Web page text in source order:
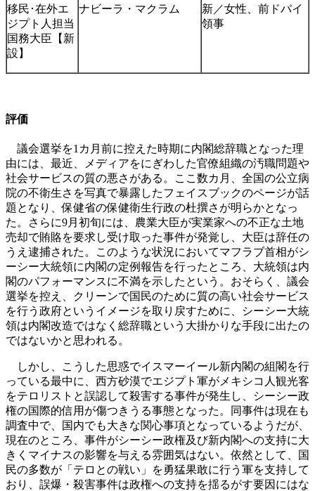
移民･在外エ
ジプト人担当
国務大臣【新
設】
ナビーラ・マクラム
新／女性、前ドバイ
領事
評価
議会選挙を1カ月前に控えた時期に内閣総辞職となった理
由には、最近、メディアをにぎわした官僚組織の汚職問題や
社会サービスの質の悪さがある。ここ数カ月、全国の公立病
院の不衛生さを写真で暴露したフェイスブックのページが話
題となり、保健省の保健衛生行政の杜撰さが明らかとなっ
た。さらに9月初旬には、農業大臣が実業家への不正な土地
売却で賄賂を要求し受け取った事件が発覚し、大臣は辞任の
うえ逮捕された。このような状況においてマフラブ首相がシ
ーシー大統領に内閣の定例報告を行ったところ、大統領は内
閣のパフォーマンスに不満を示したという。おそらく、議会
選挙を控え、クリーンで国民のために質の高い社会サービス
を行う政府というイメージを取り戻すために、シーシー大統
領は内閣改造ではなく総辞職という大掛かりな手段に出たの
ではないかと思われる。
しかし、こうした思惑でイスマーイール新内閣の組閣を行
っている最中に、西方砂漠でエジプト軍がメキシコ人観光客
をテロリストと誤認して殺害する事件が発生し、シーシー政
権の国際的信用が傷つきうる事態となった。同事件は現在も
調査中で、国内でも大きな関心事項となっているようだが、
現在のところ、事件がシーシー政権及び新内閣への支持に大
きくマイナスの影響を与える雰囲気はない。依然として、国
民の多数が「テロとの戦い」を勇猛果敢に行う軍を支持して
おり、誤爆・殺害事件は政権への支持を揺るがす要因にはな